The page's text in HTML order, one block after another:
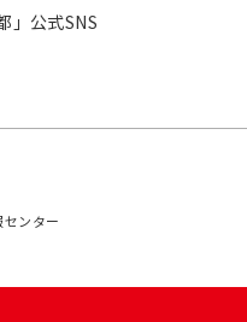
センター
」公式SNS